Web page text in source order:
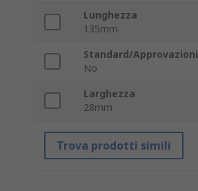
Lunghezza
135mm
Standard/Approvazioni
No
Larghezza
28mm
Trova prodotti simili